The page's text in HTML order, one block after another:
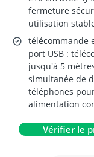
fermeture
utilisation
télécommande
port USB :
jusqu'à 5
simultanée de
téléphones
alimentation
Vérifier le